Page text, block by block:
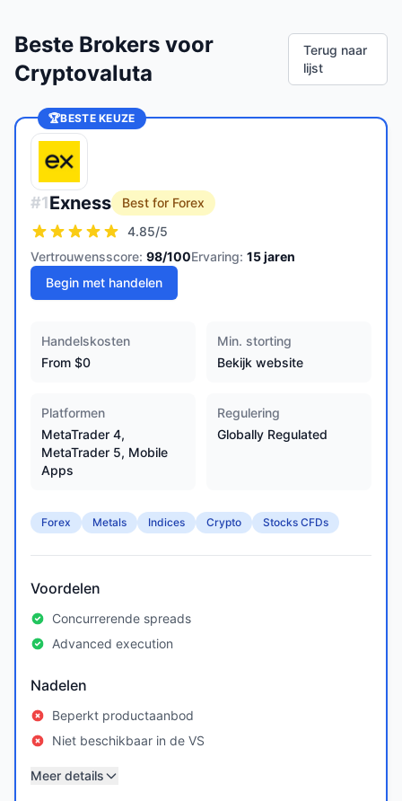
Beste Brokers voor
Cryptovaluta
Terug naar
lijst
🏆BESTE KEUZE
#1Exness
Best for Forex
4.85/5
Vertrouwensscore: 98/100Ervaring: 15jaren
Begin met handelen
Handelskosten
From $0
Min. storting
Bekijk website
Platformen
MetaTrader 4,
MetaTrader 5, Mobile
Apps
Regulering
Globally Regulated
Forex Metals Indices Crypto Stocks CFDs
Voordelen
Concurrerende spreads
Advanced execution
Nadelen
Beperkt productaanbod
Niet beschikbaar in de VS
Meer details